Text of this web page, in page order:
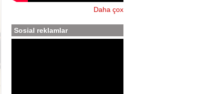
Daha çox
Sosial reklamlar